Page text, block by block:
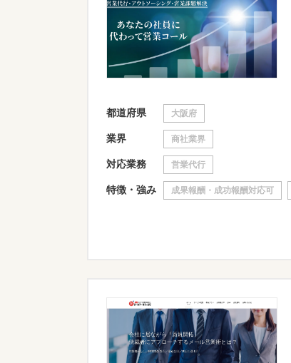
都道府県 大阪府
業界 商社業界
対応業務 営業代行
特徴・強み 成果報酬・成功報酬対応可